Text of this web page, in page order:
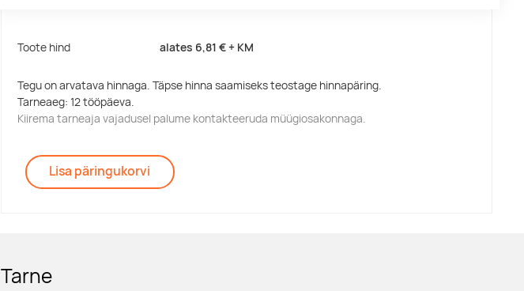
Toote hind alates 6,81 €+ KM
Tegu on arvatava hinnaga. Täpse hinna saamiseks teostage hinnapäring.
Tarneaeg: 12 tööpäeva.
Kiirema tarneaja vajadusel palume kontakteeruda müügiosakonnaga.
Lisa päringukorvi
Tarne